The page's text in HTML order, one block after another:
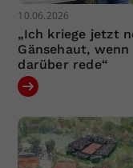
10.06.2026
„Ich kriege jetzt
Gänsehaut, wenn
darüber rede“